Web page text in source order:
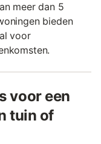
meer dan 5
bieden
voor
voor een
tuin of